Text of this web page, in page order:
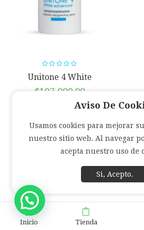
Unitone 4 White
Advanced Serum
Isispharma
$197,000.00
Inicio Tienda
Aviso De
Usamos cookies para mejorar
nuestro sitio web. Al navegar
acepta nuestro uso de
Si, Acepto.